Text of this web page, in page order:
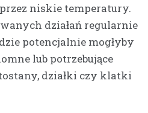
niskie temperatury.
działań regularnie
potencjalnie mogłyby
lub potrzebujące
działki czy klatki